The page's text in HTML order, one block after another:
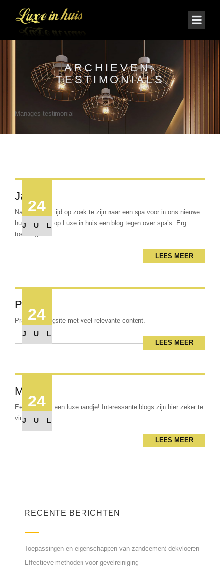
ARCHIEVEN:
TESTIMONIALS
Manages testimonial
24
JUL
James
Na een lange tijd op zoek te zijn naar een spa voor in ons nieuwe
huis kwam ik op Luxe in huis een blog tegen over spa’s. Erg
toevallig!...
LEES MEER
24
JUL
Patrick
Prachtige blogsite met veel relevante content.
LEES MEER
24
JUL
Michael
Een blog met een luxe randje! Interessante blogs zijn hier zeker te
vinden.
LEES MEER
RECENTE BERICHTEN
Toepassingen en eigenschappen van zandcement dekvloeren
Effectieve methoden voor gevelreiniging